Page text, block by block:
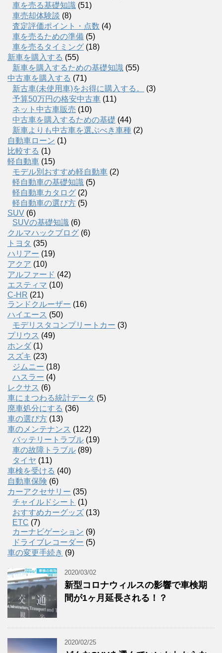
車を売る基礎知識 (51)
車売却体験談 (8)
査定評価ポイント・点数 (4)
車を売るための準備 (5)
車を売るタイミング (18)
新車を購入する (55)
新車を購入するための基礎知識 (55)
中古車を購入する (71)
新古車(未使用車)をお得に購入する。
(3)
予算50万円の格安中古車 (11)
ネット中古車販売 (10)
中古車を購入するための基礎 (44)
新車よりも中古車を選ぶべき車種 (2)
自動車ローン (1)
比較する (1)
軽自動車 (15)
モデル別おすすめ軽自動車 (2)
軽自動車の基礎知識 (5)
軽自動車カタログ (2)
軽自動車の選び方 (5)
SUV (6)
SUVの基礎知識 (6)
クルマハックブログ (6)
トヨタ (35)
ハリアー (19)
アクア (10)
アルファード (42)
エスティマ (10)
C-HR (21)
ランドクルーザー (16)
ハイエース (50)
モデリスタコンプリートカー (3)
プリウス (49)
ホンダ (1)
スズキ (23)
ジムニー (18)
ハスラー (4)
レクサス (6)
車にまつわる統計データ (5)
廃車処分にする (36)
車の選び方 (13)
車のメンテナンス (122)
バッテリートラブル (19)
車の故障トラブル (89)
タイヤ (11)
車検を受ける (40)
自動車保険 (6)
カーアクセサリー (35)
チャイルドシート (1)
おすすめカーグッズ (13)
ETC (7)
カーナビゲーション (9)
ドライブレコーダー (5)
車の変更手続き (9)
2020/03/02
新型コロナウィルスの影響で車検期
間が1ヶ月延長される！？
2020/02/25